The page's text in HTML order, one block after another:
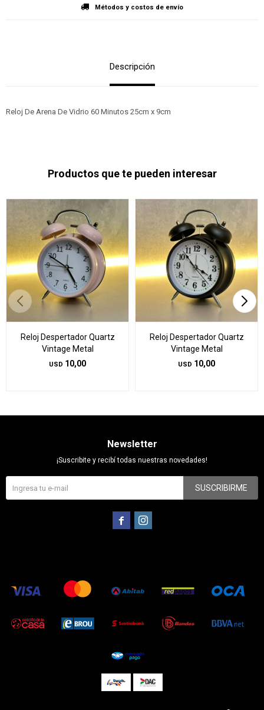
Métodos y costos de envío
Descripción
Reloj De Arena De Vidrio 60 Minutos 25cm x 9cm
Productos que te pueden interesar
Reloj Despertador Quartz
Vintage Metal
USD 10,00
Reloj Despertador Quartz
Vintage Metal
USD 10,00
Newsletter
¡Suscribite y recibí todas nuestras novedades!
SUSCRIBIRME
 